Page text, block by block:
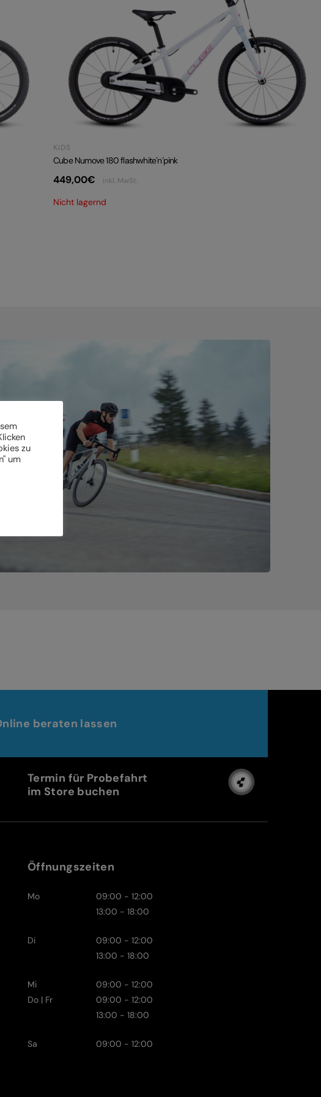
KIDS
Cube Numove 180 flashwhite´n´pink
449,00€ inkl. MwSt.
Nicht lagernd
beraten lassen
Termin für Probefahrt
im Store buchen
Öffnungszeiten
Mo
09:00 - 12:00
13:00 - 18:00
Di
09:00 - 12:00
13:00 - 18:00
Mi
09:00 - 12:00
Do | Fr
09:00 - 12:00
13:00 - 18:00
Sa 09:00 - 12:00
zu
um